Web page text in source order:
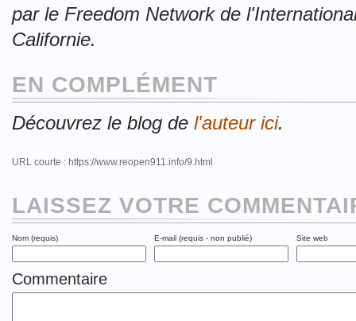
par le Freedom Network de
Californie.
EN COMPLÉMENT
Découvrez le blog de l'auteur ici.
URL courte : https://www.reopen911.info/9.html
LAISSEZ VOTRE
Nom (requis) E-mail (requis - non publié) Site web
Commentaire